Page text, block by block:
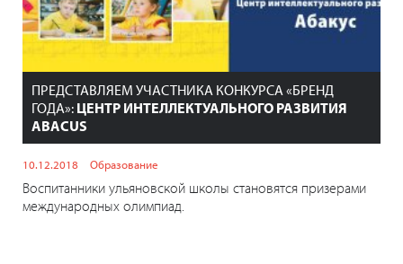
ПРЕДСТАВЛЯЕМ УЧАСТНИКА КОНКУРСА «БРЕНД
ГОДА»: ЦЕНТР ИНТЕЛЛЕКТУАЛЬНОГО РАЗВИТИЯ
ABACUS
10.12.2018 Образование
Воспитанники ульяновской школы становятся призерами
международных олимпиад.